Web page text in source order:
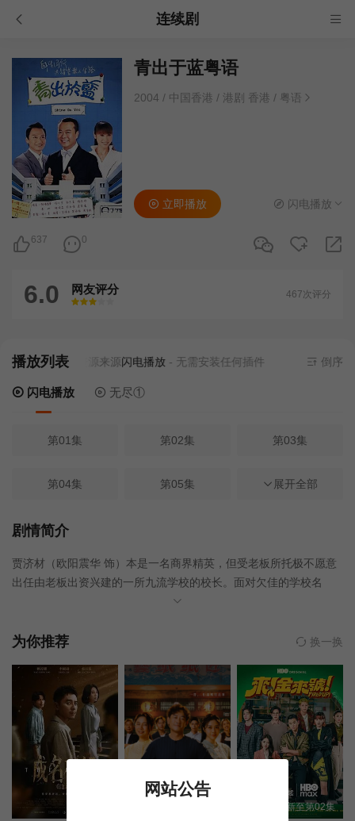
连续剧
青出于蓝粤语
2004 / 中国香港 / 港剧 香港 / 粤语
637 0
立即播放 闪电播放
6.0 网友评分
很差
较差还行推荐力荐
467次评分
播放列表当前资源来源闪电播放- 无需安装任何插件 倒序
闪电播放 无尽①
第01集 第02集 第03集
第04集 第05集 第06集
第07集
第10集 第11集 第12集
第19集 第20集 第21集
第22集 第24集
第25集 第26集 第27集
展开全部
剧情简介
贾济材（欧阳震华 饰）本是一名商界精英，但受老板所托极不愿意
出任由老板出资兴建的一所九流学校的校长。面对欠佳的学校名
誉，无心向学的学生与不太配合的教师，济材无奈却想尽办法要帮
郎当的曾政良（陶大宇 饰）成为首选对象，就连一向唯一一名积极
常常发生冲突，但每一次冲突的发生都需要他们齐心协力解决，使
他们对彼此也渐渐改观，继而令济材与政良同时爱上了若诗。
他们的努力都激起了同事们的斗志，在管教学生方面也颇有成效，
全校上下合作一条心。没想到，学校将要关闭的消息传来了……
为你推荐 换一换
更新至第02集
网站公告